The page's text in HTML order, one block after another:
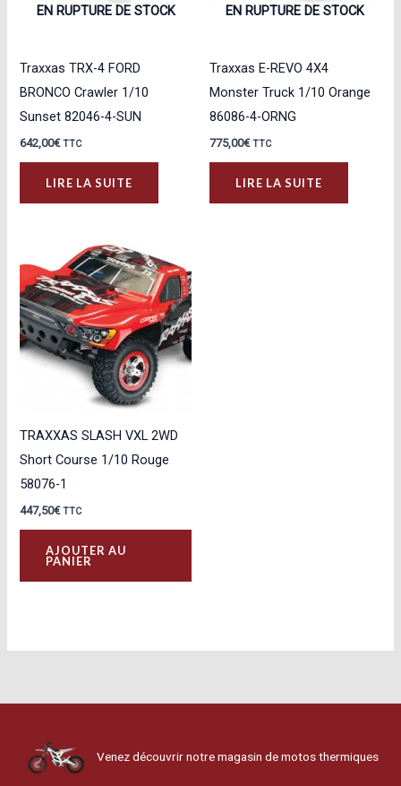
EN RUPTURE DE STOCK
Traxxas TRX-4 FORD
BRONCO Crawler 1/10
Sunset 82046-4-SUN
642,00€ TTC
LIRE LA SUITE
EN RUPTURE DE STOCK
Traxxas E-REVO 4X4
Monster Truck 1/10 Orange
86086-4-ORNG
775,00€ TTC
LIRE LA SUITE
TRAXXAS SLASH VXL 2WD
Short Course 1/10 Rouge
58076-1
447,50€ TTC
AJOUTER AU
PANIER
Venez découvrir notre magasin de motos thermiques